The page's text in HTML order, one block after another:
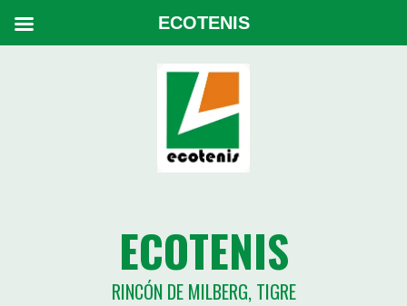
ECOTENIS
RINCÓN DE MILBERG, TIGRE
ECOTENIS